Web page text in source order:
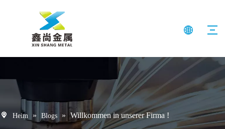
Heim » Blogs » Willkommen in unserer Firma !